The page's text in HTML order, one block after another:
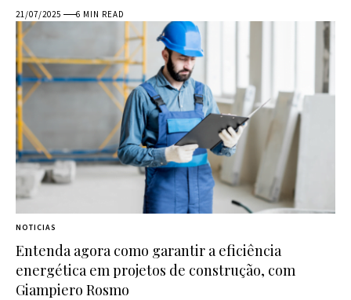
21/07/2025 6 MIN READ
NOTICIAS
Entenda agora como garantir a eficiência
energética em projetos de construção, com
Giampiero Rosmo